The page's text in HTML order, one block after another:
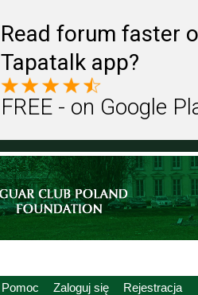
Read forum faster
Tapatalk app?
FREE - on Google
Pomoc Zaloguj się Rejestracja